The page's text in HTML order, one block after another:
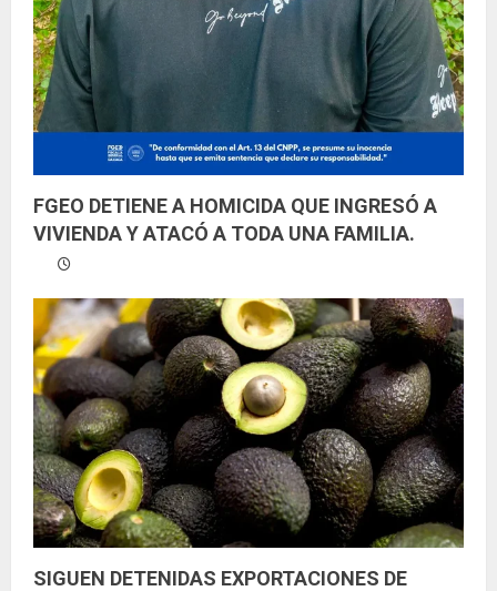
FGEO DETIENE A HOMICIDA QUE INGRESÓ A
VIVIENDA Y ATACÓ A TODA UNA FAMILIA.
SIGUEN DETENIDAS EXPORTACIONES DE